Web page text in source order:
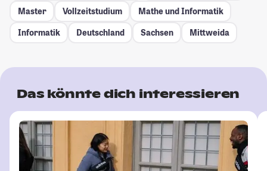
Master
Vollzeitstudium
Mathe und Informatik
Informatik
Deutschland Sachsen Mittweida
Das könnte dich interessieren